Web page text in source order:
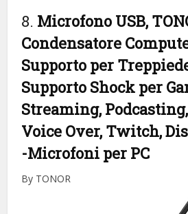
8. Microfono USB,
Condensatore
Supporto per
Supporto Shock per
Streaming,
Voice Over, Twitch,
-Microfoni per PC
By TONOR